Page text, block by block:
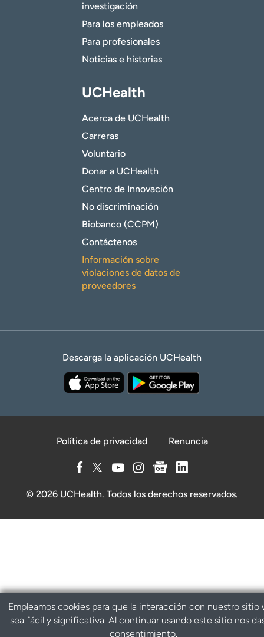
investigación
Para los empleados
Para profesionales
Noticias e historias
UCHealth
Acerca de UCHealth
Carreras
Voluntario
Donar a UCHealth
Centro de Innovación
No discriminación
Biobanco (CCPM)
Contáctenos
Información sobre
violaciones de datos de
proveedores
Descarga la aplicación UCHealth
Política de privacidad Renuncia
© 2026 UCHealth. Todos los derechos reservados.
Empleamos cookies para que la interacción con nuestro sitio
sea fácil y significativa. Al continuar usando este sitio nos
consentimiento.